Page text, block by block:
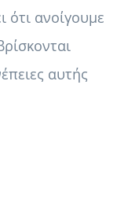
ανοίγουμε
αυτής